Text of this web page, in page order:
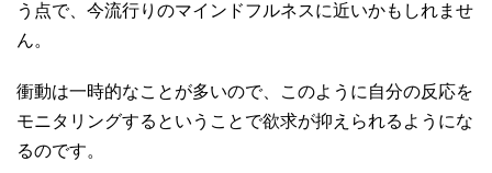
う点で、今流行りのマインドフルネスに近いかもしれませ
ん。
衝動は一時的なことが多いので、このように自分の反応を
モニタリングするということで欲求が抑えられるようにな
るのです。